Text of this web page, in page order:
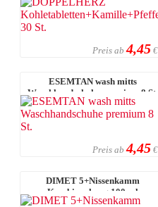
30 St.
Preis ab 4,45 €
ESEMTAN wash mitts
Waschhandschuhe premium 8 St.
Preis ab 4,45 €
DIMET 5+Nissenkamm
Kombipackung 100 ml